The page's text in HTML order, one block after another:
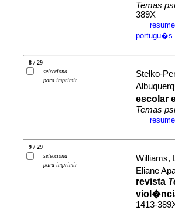
Temas
389X
·
portugu�s
8 / 29
selecciona
para imprimir
Stelko-
escolar
Temas
·
9 / 29
selecciona
para imprimir
Williams,
Eliane
revista
1413-